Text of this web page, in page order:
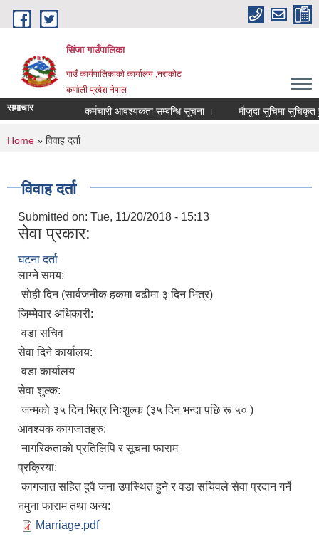
Skip to main content
सिंजा गाउँपालिका
गाउँ कार्यपालिकाको कार्यालय ,नराकोट
कर्णाली प्रदेश नेपाल
समाचार कर्मचारी आवश्यकता सम्बन्धि सूचना । मौजुदा सुचिमा सुचिकृत हुने
You are here
Home » विवाह दर्ता
विवाह दर्ता
Submitted on: Tue, 11/20/2018 - 15:13
सेवा प्रकार:
घटना दर्ता
लाग्ने समय:
साेही दिन (सार्वजनीक हकमा बढीमा ३ दिन भित्र)
जिम्मेवार अधिकारी:
वडा सचिव
सेवा दिने कार्यालय:
वडा कार्यालय
सेवा शुल्क:
जन्मकाे ३५ दिन भित्र निःशुल्क (३५ दिन भन्दा पछि रू ५० )
आवश्यक कागजातहरु:
नागरिकताकाे प्रतिलिपि र सूचना फाराम
प्रक्रिया:
कागजात सहित दुवै जना उपस्थित हुने र वडा सचिवले सेवा प्रदान गर्ने
नमुना फाराम तथा अन्य:
Marriage.pdf